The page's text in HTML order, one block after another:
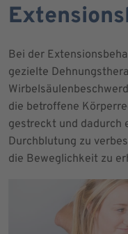
Bei der
gezielte
die betroffene
gestreckt und dadurch
Durchblutung zu
die Beweglichkeit zu